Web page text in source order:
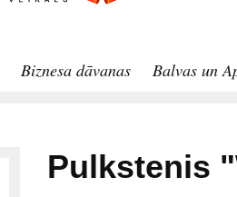
Biznesa dāvanas Balvas un
Pulkstenis